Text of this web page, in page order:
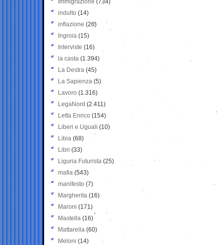
Immigrazione (734)
indulto (14)
inflazione (26)
Ingroia (15)
Interviste (16)
la casta (1.394)
La Destra (45)
La Sapienza (5)
Lavoro (1.316)
LegaNord (2.411)
Letta Enrico (154)
Liberi e Uguali (10)
Libia (68)
Libri (33)
Liguria Futurista (25)
mafia (543)
manifesto (7)
Margherita (16)
Maroni (171)
Mastella (16)
Mattarella (60)
Meloni (14)